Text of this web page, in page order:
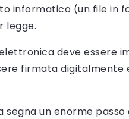
informatico (un file in
legge.
deve essere
firmata
un enorme